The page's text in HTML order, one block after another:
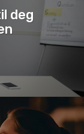
deg